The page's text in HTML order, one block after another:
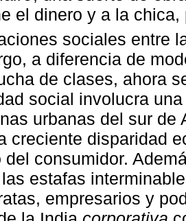
el dinero y a la
sociales entre
a diferencia de
de clases, ahora
social involucra
urbanas del sur de
creciente disparidad
del consumidor.
estafas
empresarios y